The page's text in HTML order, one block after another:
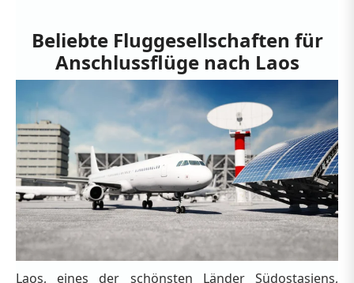
Beliebte Fluggesellschaften für
Anschlussflüge nach Laos
Laos, eines der schönsten Länder Südostasiens,